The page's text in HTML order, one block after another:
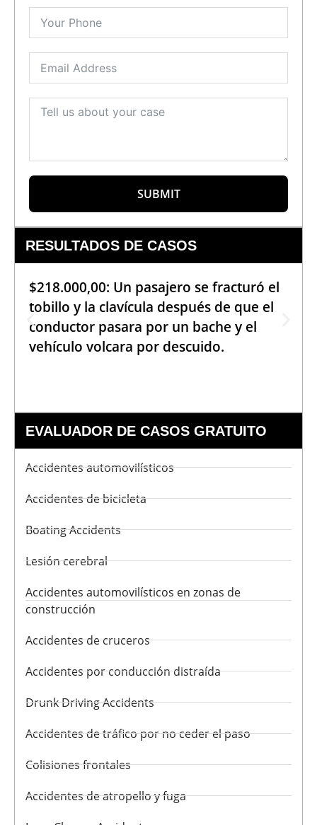
SUBMIT
RESULTADOS DE CASOS
$218.000,00: Un pasajero se fracturó el
tobillo y la clavícula después de que el
conductor pasara por un bache y el
vehículo volcara por descuido.
EVALUADOR DE CASOS GRATUITO
Accidentes automovilísticos
Accidentes de bicicleta
Boating Accidents
Lesión cerebral
Accidentes automovilísticos en zonas de
construcción
Accidentes de cruceros
Accidentes por conducción distraída
Drunk Driving Accidents
Accidentes de tráfico por no ceder el paso
Colisiones frontales
Accidentes de atropello y fuga